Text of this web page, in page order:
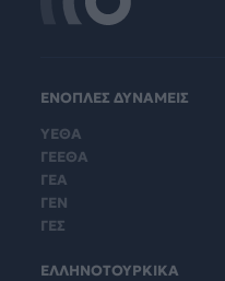
ΕΝΟΠΛΕΣ ΔΥΝΑΜΕΙΣ
ΥΕΘΑ
ΓΕΕΘΑ
ΓΕΑ
ΓΕΝ
ΓΕΣ
ΕΛΛΗΝΟΤΟΥΡΚΙΚΑ